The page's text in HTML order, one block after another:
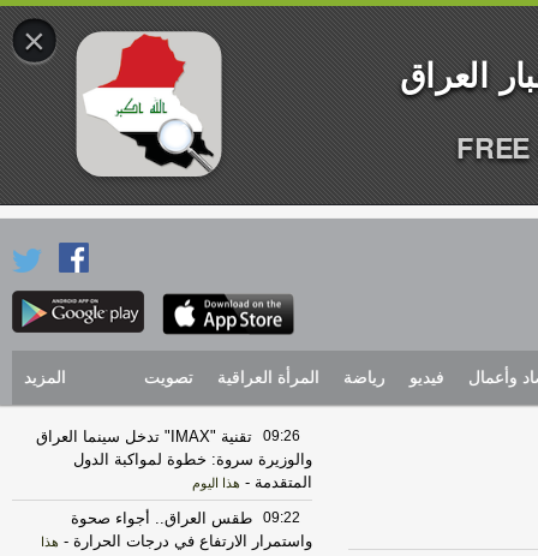
وأعمال فيديو رياضة المرأة العراقية تصويت المزيد
09:26
تقنية "IMAX" تدخل سينما العراق
والوزيرة سروة: خطوة لمواكبة الدول
المتقدمة - هذا اليوم
09:22
طقس العراق.. أجواء صحوة
واستمرار الارتفاع في درجات الحرارة - هذا
×